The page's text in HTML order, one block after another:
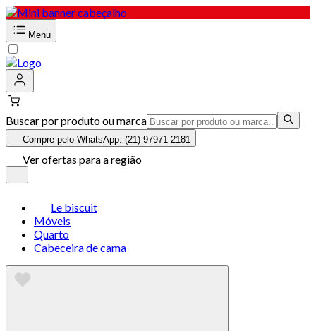
Menu
Buscar por produto ou marca
Compre pelo WhatsApp: (21) 97971-2181
Ver ofertas para a região
Le biscuit
Móveis
Quarto
Cabeceira de cama